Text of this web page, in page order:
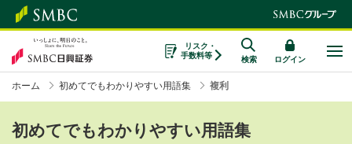
リスク・
手数料等
検索 ログイン
ホーム 初めてでもわかりやすい用語集 複利
初めてでもわかりやすい用語集